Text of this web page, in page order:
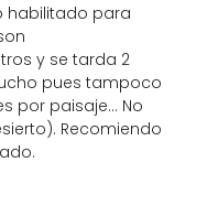
habilitado para
y se tarda 2
pues tampoco
por paisaje... No
Recomiendo